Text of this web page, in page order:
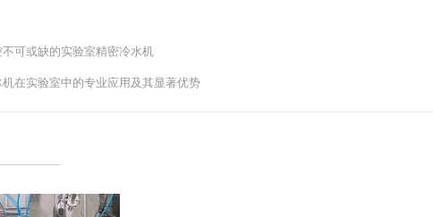
可或缺的实验室精密冷水机
在实验室中的专业应用及其显著优势